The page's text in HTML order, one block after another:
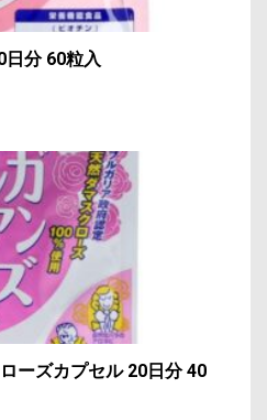
日分 60粒入
ーズカプセル 20日分 40